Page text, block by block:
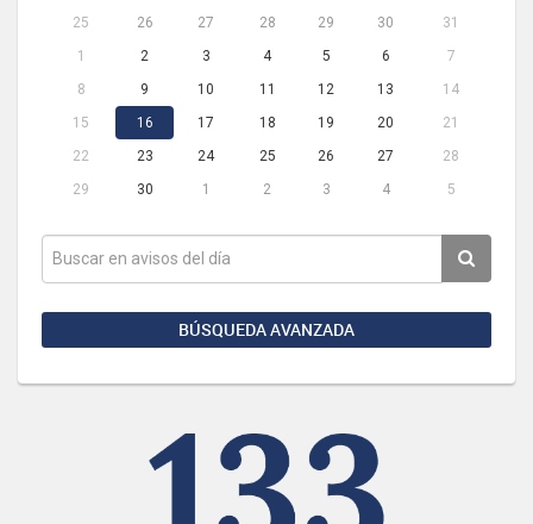
25 26 27 28 29 30
31
1
2 3 4 5 6
7
8
9 10 11 12 13
14
15
16 17 18 19 20
21
22
23 24 25 26 27
28
29
30 1 2 3 4 5
BÚSQUEDA AVANZADA